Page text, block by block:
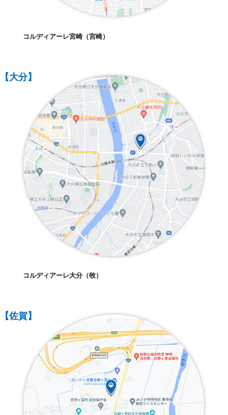
コルディアーレ宮崎（宮崎）
【大分】
コルディアーレ大分（牧）
【佐賀】